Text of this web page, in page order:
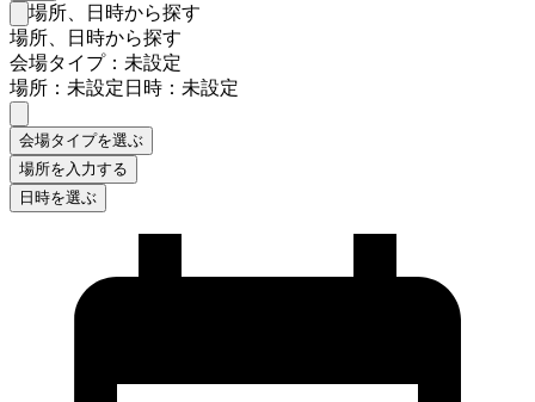
検索フォームを閉じる
場所、日時から探す
場所、日時から探す
会場タイプ：未設定
場所：未設定日時：未設定
会場タイプを選ぶ
場所を入力する
日時を選ぶ